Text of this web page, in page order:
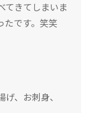
てきてしまいま
たです。笑笑
、お刺身、